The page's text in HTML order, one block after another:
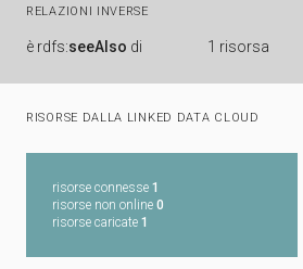
RELAZIONI INVERSE
è rdfs:seeAlso di 1 risorsa
RISORSE DALLA LINKED DATA CLOUD
risorse connesse 1
risorse non online 0
risorse caricate 1